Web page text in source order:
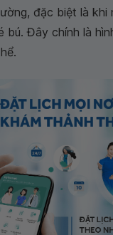
đặc biệt là khi
bú. Đây chính là